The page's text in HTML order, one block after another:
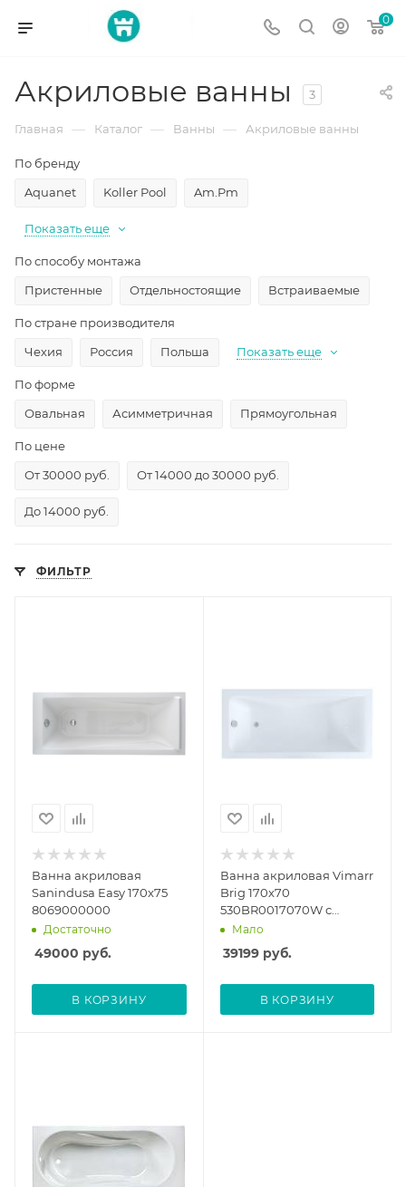
0
Акриловые ванны 3
Главная — Каталог — Ванны — Акриловые ванны
По бренду
Aquanet
Koller Pool Am.Pm
Показать еще
По способу монтажа
Пристенные
Отдельностоящие Встраиваемые
По стране производителя
Чехия
Россия Польша Показать еще
По форме
Овальная
Асимметричная Прямоугольная
По цене
От 30000 руб.
От 14000 до 30000 руб.
До 14000 руб.
ФИЛЬТР
Ванна акриловая
Sanindusa Easy 170x75
8069000000
Достаточно
49000 руб.
В КОРЗИНУ
Ванна акриловая Vimarr
Brig 170x70
530BR0017070W с
усиленным
армированным
корпусом, белый
Мало
39199руб.
В КОРЗИНУ